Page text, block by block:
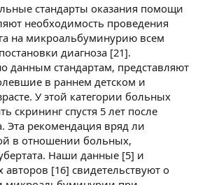
стандарты оказания помощи
необходимость проведения
на микроальбуминурию всем
диагноза [21].
данным стандартам, представляют
в раннем детском и
У этой категории больных
скрининг спустя 5 лет после
Эта рекомендация вряд ли
в отношении больных,
Наши данные [5] и
авторов [16] свидетельствуют о